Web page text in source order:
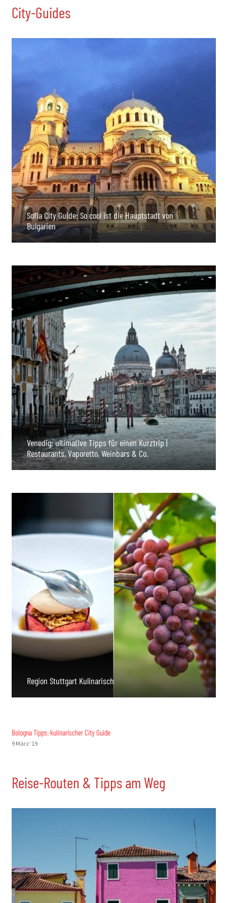
City-Guides
Sofia City Guide: So cool ist die Hauptstadt von
Bulgarien
Venedig: ultimative Tipps für einen Kurztrip |
Restaurants, Vaporetto, Weinbars & Co.
Region Stuttgart Kulinarisch
Bologna Tipps: kulinarischer City Guide
9 März ’19
Reise-Routen & Tipps am Weg